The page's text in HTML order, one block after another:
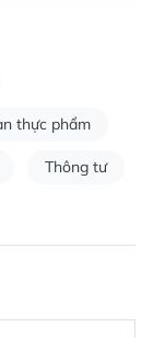
thực phẩm
Thông tư